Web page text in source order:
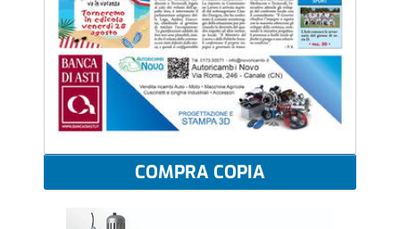
COMPRA COPIA